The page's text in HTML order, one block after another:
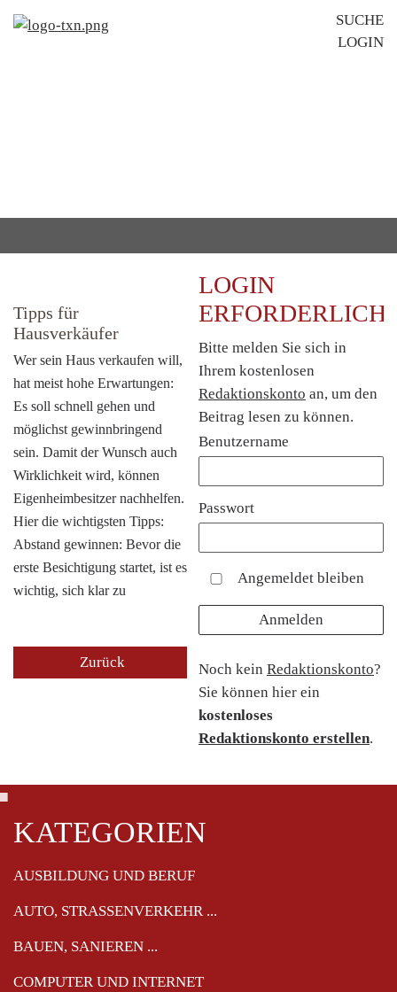
SUCHE
LOGIN
Tipps für
Hausverkäufer
Wer sein Haus verkaufen will,
hat meist hohe Erwartungen:
Es soll schnell gehen und
möglichst gewinnbringend
sein. Damit der Wunsch auch
Wirklichkeit wird, können
Eigenheimbesitzer nachhelfen.
Hier die wichtigsten Tipps:
Abstand gewinnen: Bevor die
erste Besichtigung startet, ist es
wichtig, sich klar zu
Zurück
LOGIN
ERFORDERLICH
Bitte melden Sie sich in
Ihrem kostenlosen
Redaktionskonto an, um den
Beitrag lesen zu können.
Benutzername
Passwort
Angemeldet bleiben
Noch kein Redaktionskonto?
Sie können hier ein
kostenloses
Redaktionskonto erstellen.
_
_
_
_
_
_
_
_
_
_
KATEGORIEN
Navigation
AUSBILDUNG UND BERUF
AUTO, STRASSENVERKEHR ...
BAUEN, SANIEREN ...
COMPUTER UND INTERNET